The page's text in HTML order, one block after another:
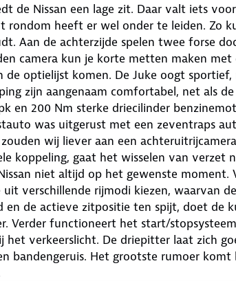
de Nissan een lage zit. Daar valt iets
rondom heeft er wel onder te leiden. Zo
Aan de achterzijde spelen twee forse
camera kun je korte metten maken
de optielijst komen. De Juke oogt
zijn aangenaam comfortabel, net als
en 200 Nm sterke driecilinder
was uitgerust met een zeventraps
wij liever aan een
koppeling, gaat het wisselen van verzet
niet altijd op het gewenste moment.
verschillende rijmodi kiezen, waarvan
en de actieve zitpositie ten spijt, doet de
Verder functioneert het start/
het verkeerslicht. De driepitter laat zich
bandengeruis. Het grootste rumoer komt